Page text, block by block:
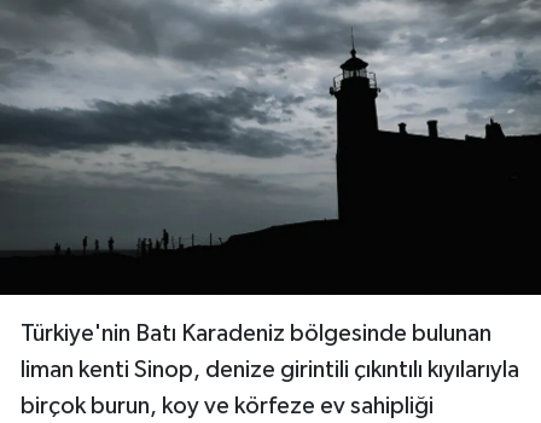
Türkiye'nin Batı Karadeniz bölgesinde bulunan
liman kenti Sinop, denize girintili çıkıntılı kıyılarıyla
birçok burun, koy ve körfeze ev sahipliği
Tokat Müftülüğü
Trabzon Müftülüğü
Tunceli Müftülüğü
Uşak Müftülüğü
Yalova Müftülüğü